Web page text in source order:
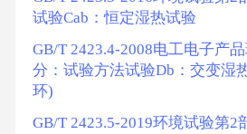
试验Cab：恒定湿热试验
GB/T 2423.4-2008电工电子产
分：试验方法试验Db：交变湿
环)
GB/T 2423.5-2019环境试验第2